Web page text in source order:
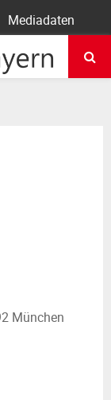
Mediadaten
München